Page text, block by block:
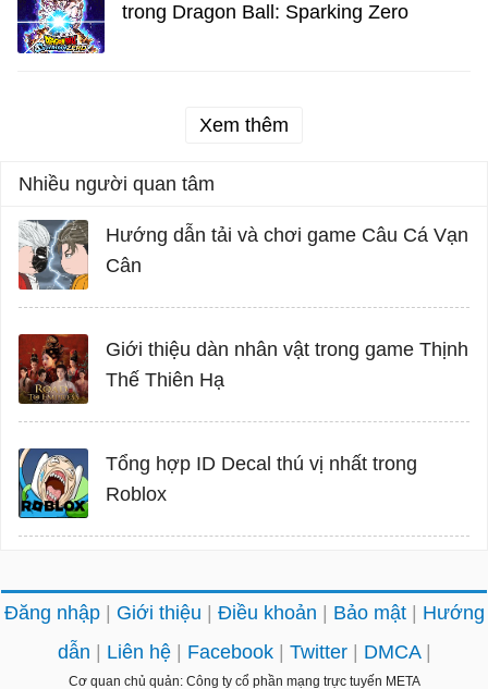
trong Dragon Ball: Sparking Zero
Xem thêm
Nhiều người quan tâm
Hướng dẫn tải và chơi game Câu Cá Vạn
Cân
Giới thiệu dàn nhân vật trong game Thịnh
Thế Thiên Hạ
Tổng hợp ID Decal thú vị nhất trong
Roblox
Đăng nhập Giới thiệu Điều khoản Bảo mật
Hướng
dẫn
Liên hệ Facebook Twitter DMCA
Cơ quan chủ quản: Công ty cổ phần mạng trực tuyến META